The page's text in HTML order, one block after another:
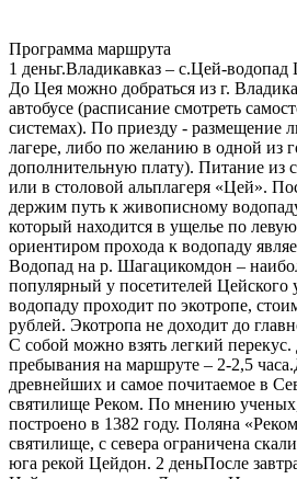
Программа маршрута
1 деньг.Владикавказ – с.Цей-
До Цея можно добраться из г.
автобусе (расписание смотреть
системах). По приезду - размещение
лагере, либо по желанию в одной из
дополнительную плату). Питание из
или в столовой альплагеря «Цей».
держим путь к живописному
который находится в ущелье по
ориентиром прохода к водопаду
Водопад на р. Шагацикомдон –
популярный у посетителей
водопаду проходит по экотропе,
рублей. Экотропа не доходит до
С собой можно взять легкий перекус.
пребывания на маршруте – 2-2,5
древнейших и самое почитаемое в
святилище Реком. По мнению
построено в 1382 году. Поляна
святилище, с севера ограничена
юга рекой Цейдон. 2 деньПосле